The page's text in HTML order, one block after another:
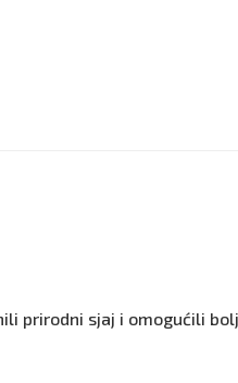
prirodni sjaj i omogućili